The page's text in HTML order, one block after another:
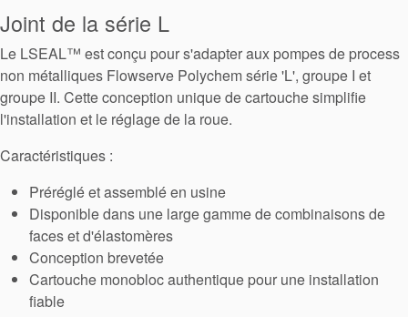
tresses
d’étanchéité
Système de
support de
joint
Remise à
neuf des
Joint de la série L
Le LSEAL™ est conçu pour s'adapter aux pompes de process
non métalliques Flowserve Polychem série 'L', groupe I et
groupe II. Cette conception unique de cartouche simplifie
l'installation et le réglage de la roue.
Caractéristiques :
Préréglé et assemblé en usine
Disponible dans une large gamme de combinaisons de
faces et d'élastomères
Conception brevetée
Cartouche monobloc authentique pour une installation
fiable